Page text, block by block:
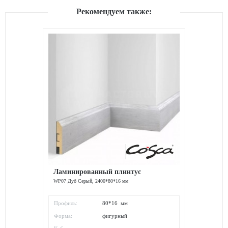
Рекомендуем также:
Ламинированный плинтус
WP07 Дуб Серый, 2400*80*16 мм
Профиль: 80*16 мм
Форма: фигурный